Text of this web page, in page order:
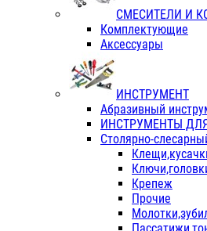
СМЕСИТЕЛИ И
Комплектующие
Аксессуары
ИНСТРУМЕНТ
Абразивный
ИНСТРУМЕНТЫ
Столярно-
Крепеж
Прочие